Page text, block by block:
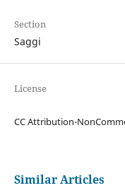
Section
Saggi
License
CC Attribution-
Similar Articles